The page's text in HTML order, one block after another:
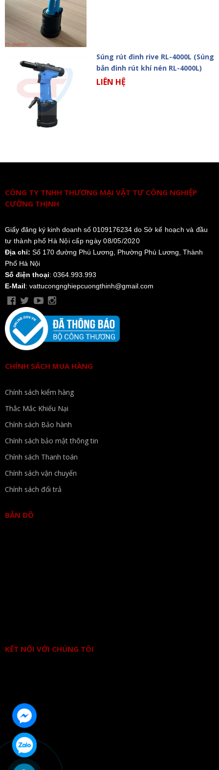
Súng rút đinh rive RL-4000L (Súng
bắn đinh rút khí nén RL-4000L)
LIÊN HỆ
CÔNG TY TNHH THƯƠNG MẠI VẬT TƯ CÔNG NGHIỆP
CƯỜNG THỊNH
Giấy đăng ký kinh doanh số 0109176234 do Sở kế hoạch và đầu
tư thành phố Hà Nội cấp ngày 08/05/2020
Địa chỉ: Số 170 đường Phú Lương, Phường Phú Lương, Thành
Phố Hà Nội
Số điện thoại: 0364.993.993
E-Mail: vattucongnghiepcuongthinh@gmail.com
CHÍNH SÁCH MUA HÀNG
Chính sách kiểm hàng
Thắc Mắc Khiếu Nại
Chính sách Bảo hành
Chính sách bảo mật thông tin
Chính sách Thanh toán
Chính sách vận chuyển
Chính sách đổi trả
BẢN ĐỒ
KẾT NỐI VỚI CHÚNG TÔI